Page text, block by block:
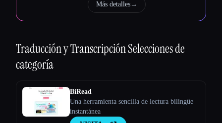
Más detalles→
Traducción y TranscripciónSelecciones de
categoría
BiRead
Una herramienta sencilla de lectura bilingüe
instantánea